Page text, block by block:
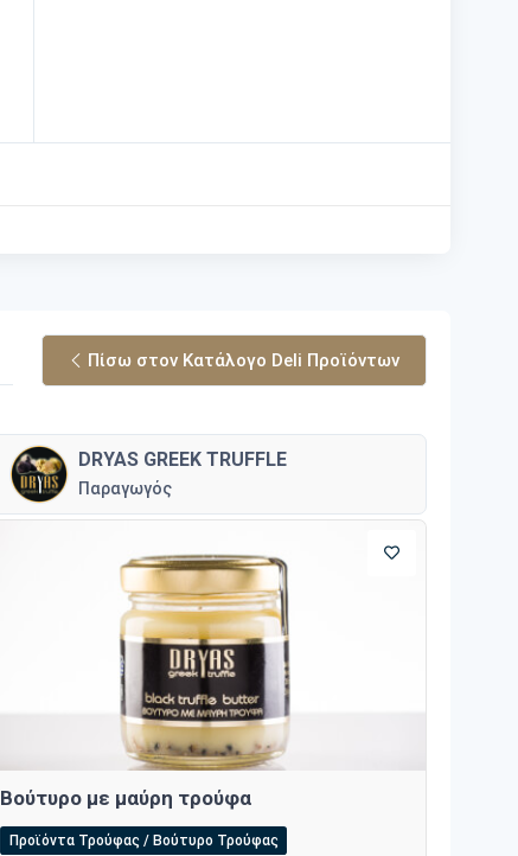
Πίσω στον Κατάλογο Deli Προϊόντων
DRYAS GREEK TRUFFLE
Παραγωγός
Βούτυρο με μαύρη τρούφα
Προϊόντα Τρούφας / Βούτυρο Τρούφας